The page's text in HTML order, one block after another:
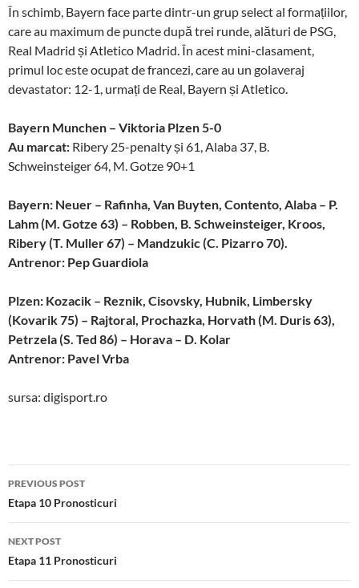
În schimb, Bayern face parte dintr-un grup select al formațiilor,
care au maximum de puncte după trei runde, alături de PSG,
Real Madrid și Atletico Madrid. În acest mini-clasament,
primul loc este ocupat de francezi, care au un golaveraj
devastator: 12-1, urmați de Real, Bayern și Atletico.
Bayern Munchen – Viktoria Plzen 5-0
Au marcat: Ribery 25-penalty și 61, Alaba 37, B.
Schweinsteiger 64, M. Gotze 90+1
Bayern: Neuer – Rafinha, Van Buyten, Contento, Alaba – P.
Lahm (M. Gotze 63) – Robben, B. Schweinsteiger, Kroos,
Ribery (T. Muller 67) – Mandzukic (C. Pizarro 70).
Antrenor: Pep Guardiola
Plzen: Kozacik – Reznik, Cisovsky, Hubnik, Limbersky
(Kovarik 75) – Rajtoral, Prochazka, Horvath (M. Duris 63),
Petrzela (S. Ted 86) – Horava – D. Kolar
Antrenor: Pavel Vrba
sursa: digisport.ro
Post
navigation
PREVIOUS POST
Etapa 10 Pronosticuri
NEXT POST
Etapa 11 Pronosticuri